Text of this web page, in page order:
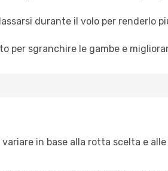
durante il volo per renderlo
per sgranchire le gambe e
in base alla rotta scelta e